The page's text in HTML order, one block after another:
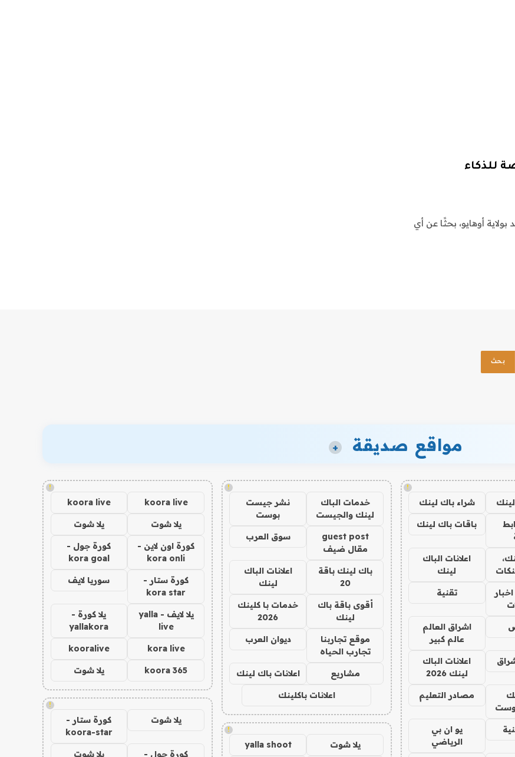
للذكاء
أوهايو، بحثًا عن أي
مواقع صديقة +
!
شراء باك لينك
باقات باك لينك
اعلانات الباك
لينك
تقنية
اشراق العالم
عالم كبير
اعلانات الباك
لينك 2026
مصادر التعليم
يو ان بي
الرياضي
!
خدمات الباك
لينك والجيست
نشر جيست
بوست
guest post
مقال ضيف
سوق العرب
باك لينك باقة
20
اعلانات الباك
لينك
أقوى باقة باك
لينك
خدمات با كلينك
2026
موقع تجاربنا
تجارب الحياه
ديوان العرب
مشاريع اعلانات باك لينك
اعلانات باكلينك
!
يلا شوت yalla shoot
!
koora live
koora live
يلا شوت يلا شوت
كورة اون لاين -
kora onli
كورة جول -
kora goal
كورة ستار -
kora star
سوريا لايف
يلا لايف - yalla
live
يلا كورة -
yallakora
kora live
kooralive
koora 365 يلا شوت
!
يلا شوت
كورة ستار -
koora-star
كورة جول -
يلا شوت